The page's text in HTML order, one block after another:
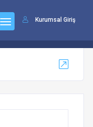
Kurumsal Giriş